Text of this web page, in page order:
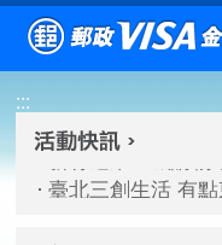
跳到主要內容區塊
:::
新竹遠東巨城購物
桃園大江國際購物
新竹遠東巨城購物
臺北三創生活 有